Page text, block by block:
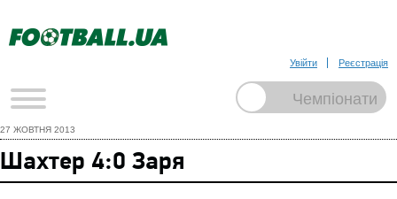
Увійти Реєстрація
27 ЖОВТНЯ 2013
Шахтер 4:0 Заря